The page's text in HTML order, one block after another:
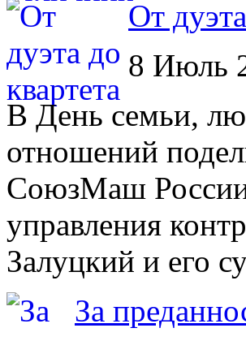
От
8 Июль
В День семьи,
отношений
СоюзМаш
управления
Залуцкий и его
За